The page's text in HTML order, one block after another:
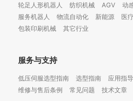
轮足人形机器人 纺织机械 AGV
动
服务机器人
物流自动化 新能源
医
包装印刷机械
其它行业
服务与支持
低压伺服选型指南 选型指南
应用指
维修与售后条例
常见问题 技术文章